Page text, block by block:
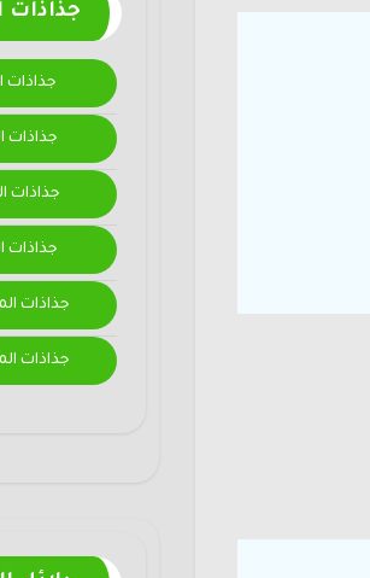
جذاذات
جذاذات
جذاذات
جذاذات
جذاذات
جذاذات
جذاذات